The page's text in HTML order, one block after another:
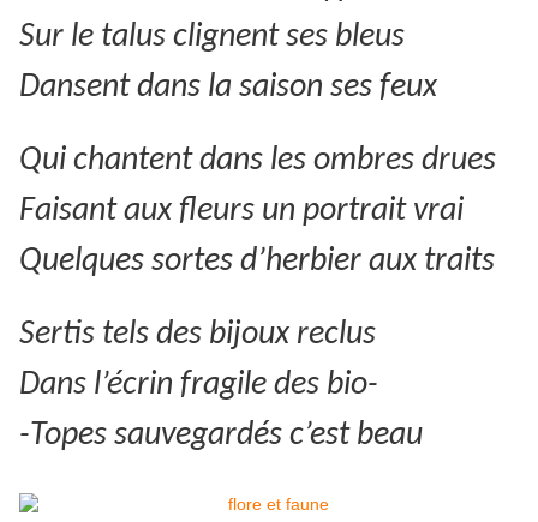
Sur le talus clignent ses bleus
Dansent dans la saison ses feux
Qui chantent dans les ombres drues
Faisant aux fleurs un portrait vrai
Quelques sortes d’herbier aux traits
Sertis tels des bijoux reclus
Dans l’écrin fragile des bio-
-Topes sauvegardés c’est beau